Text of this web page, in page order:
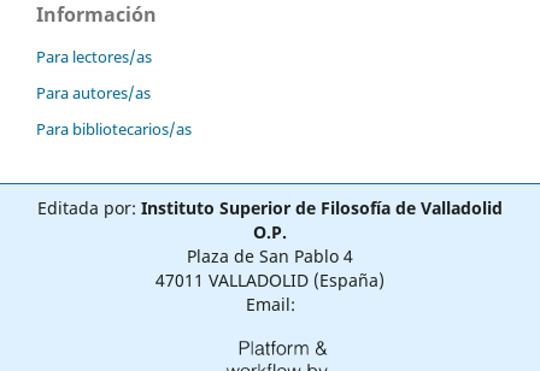
Información
Para lectores/as
Para autores/as
Para bibliotecarios/as
Editada por: Instituto Superior de Filosofía de Valladolid
O.P.
Plaza de San Pablo 4
47011 VALLADOLID (España)
Email: